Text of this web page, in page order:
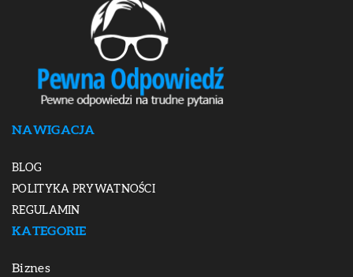
NAWIGACJA
BLOG
POLITYKA PRYWATNOŚCI
REGULAMIN
KATEGORIE
Biznes